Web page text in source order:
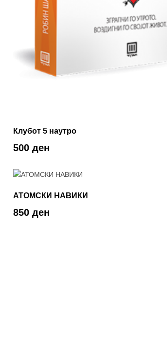
Клубот 5 наутро
500 ден
АТОМСКИ НАВИКИ
850 ден